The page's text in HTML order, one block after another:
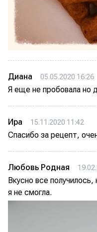
Диана 05.05.2020 16:26
Я еще не пробовала но
Ира 15.11.2020 11:42
Спасибо за рецепт,
Любовь Родная
Вкусно все
я не смогла.